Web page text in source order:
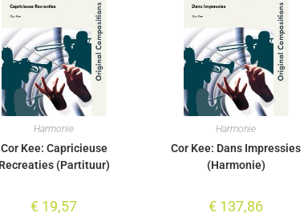
Harmonie
Cor Kee: Capricieuse
Recreaties (Partituur)
€ 19,57
Harmonie
Cor Kee: Dans Impressies
(Harmonie)
€ 137,86